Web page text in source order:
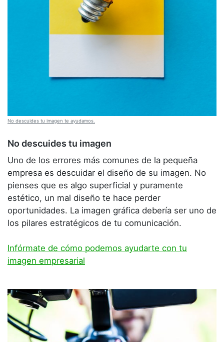
No descuides tu imagen te ayudamos.
No descuides tu imagen
Uno de los errores más comunes de la pequeña
empresa es descuidar el diseño de su imagen. No
pienses que es algo superficial y puramente
estético, un mal diseño te hace perder
oportunidades. La imagen gráfica debería ser uno de
los pilares estratégicos de tu comunicación.
Infórmate de cómo podemos ayudarte con tu
imagen empresarial